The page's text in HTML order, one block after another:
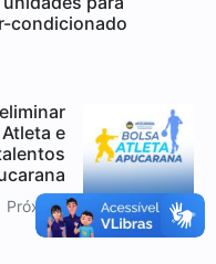
condicionado
e
Próximo